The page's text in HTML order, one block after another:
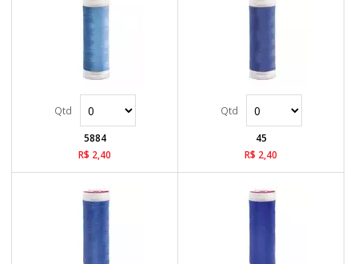
5884
R$ 2,40
45
R$ 2,40